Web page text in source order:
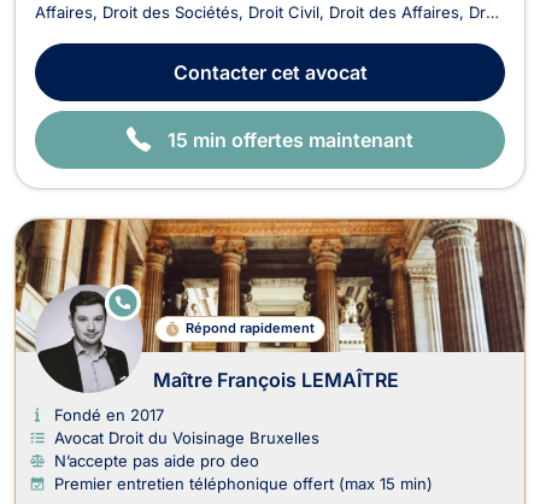
Affaires, Droit des Sociétés, Droit Civil, Droit des Affaires, Droit
Associations et des Fondations et Droit Économique. Avocat
spécialisé en droit fiscal, il met so...
Contactercet avocat
15 min offertes maintenant
Répond rapidement
E
N
G
N
E
Maître François LEMAÎTRE
Fondé en 2017
Avocat Droit du Voisinage Bruxelles
N’accepte pas aide pro deo
Premier entretien téléphonique offert (max 15 min)